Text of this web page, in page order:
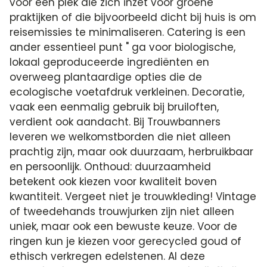
praktijken of die bijvoorbeeld dicht bij huis is om
reisemissies te minimaliseren. Catering is een
ander essentieel punt " ga voor biologische,
lokaal geproduceerde ingrediënten en
overweeg plantaardige opties die de
ecologische voetafdruk verkleinen. Decoratie,
vaak een eenmalig gebruik bij bruiloften,
verdient ook aandacht. Bij Trouwbanners
leveren we welkomstborden die niet alleen
prachtig zijn, maar ook duurzaam, herbruikbaar
en persoonlijk. Onthoud: duurzaamheid
betekent ook kiezen voor kwaliteit boven
kwantiteit. Vergeet niet je trouwkleding! Vintage
of tweedehands trouwjurken zijn niet alleen
uniek, maar ook een bewuste keuze. Voor de
ringen kun je kiezen voor gerecycled goud of
ethisch verkregen edelstenen. Al deze